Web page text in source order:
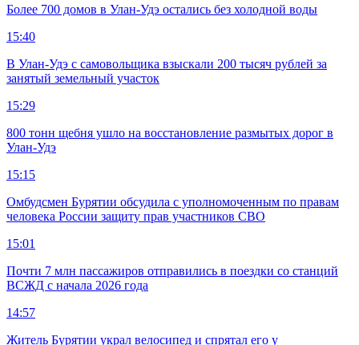
Более 700 домов в Улан-Удэ остались без холодной воды
15:40
В Улан-Удэ с самовольщика взыскали 200 тысяч рублей за
занятый земельный участок
15:29
800 тонн щебня ушло на восстановление размытых дорог в
Улан-Удэ
15:15
Омбудсмен Бурятии обсудила с уполномоченным по правам
человека России защиту прав участников СВО
15:01
Почти 7 млн пассажиров отправились в поездки со станций
ВСЖД с начала 2026 года
14:57
Житель Бурятии украл велосипед и спрятал его у